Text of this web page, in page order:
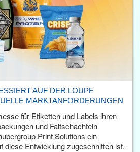
AUF DER LOUPE
MARKTANFORDERUNGEN
für Etiketten und Labels ihren
und Faltschachteln
Print Solutions ein
diese Entwicklung zugeschnitten ist.